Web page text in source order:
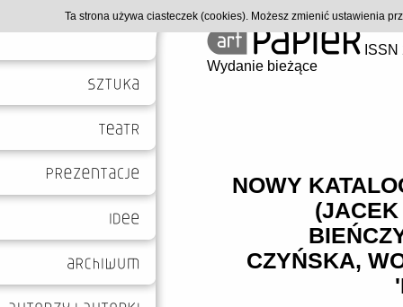
Wydanie bieżące
NOWY
CZYŃSKA,
Ta strona używa ciasteczek (cookies). Możesz zmienić ustawienia